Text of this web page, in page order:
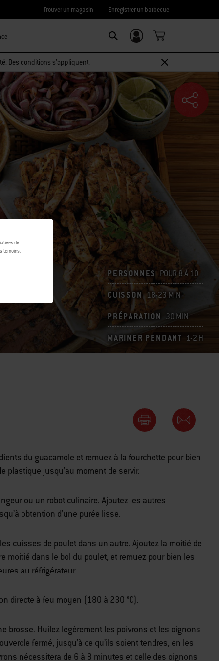
Trouver un magasin Enregistrer un barbecue
Connexion/
Inscription
Des conditions s’appliquent.
PERSONNES POUR 8 À 10
CUISSON 18-23 MIN
PRÉPARATION 30 MIN
MARINER PENDANT 1-2 H
du guacamole et remuez à la fourchette pour bien
plastique jusqu’au moment de servir.
ou un robot culinaire. Ajoutez les autres
obtention d’une purée lisse.
cuisses de poulet dans un autre. Ajoutez la moitié de
moitié dans le bol du poulet, et remuez pour bien les
au réfrigérateur.
directe à feu moyen (180 à 230 °C).
brosse. Huilez légèrement les poivrons et les oignons
fermé, jusqu’à ce qu’ils soient tendres, en les
nécessitera de 6 à 8 minutes et celle des oignons
de
témoins.